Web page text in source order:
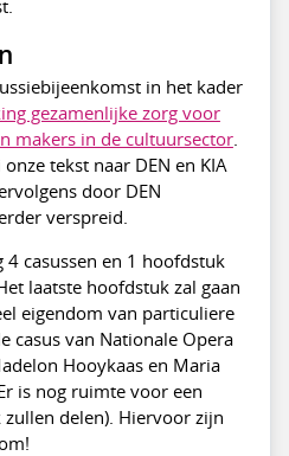
in het kader
gezamenlijke zorg voor
makers in de cultuursector.
tekst naar DEN en KIA
door DEN
verspreid.
casussen en 1 hoofdstuk
laatste hoofdstuk zal gaan
eigendom van particuliere
casus van Nationale Opera
Hooykaas en Maria
is nog ruimte voor een
zullen delen). Hiervoor zijn